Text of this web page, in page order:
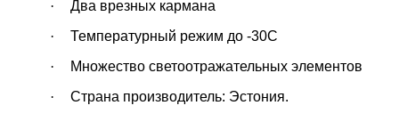
·
Два врезных кармана
·
Температурный режим до -30С
·
Множество светоотражательных элементов
·
Страна производитель: Эстония.